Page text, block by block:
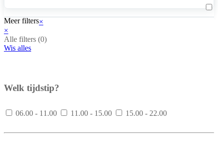
Meer filters×
×
Alle filters (0)
Wis alles
Welk tijdstip?
06.00 - 11.00 11.00 - 15.00 15.00 - 22.00